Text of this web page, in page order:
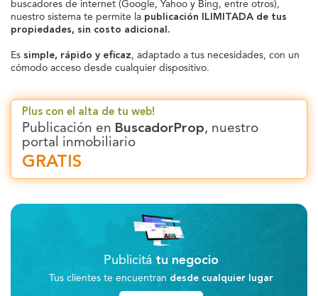
buscadores de internet (Google, Yahoo y Bing, entre otros),
nuestro sistema te permite la publicación ILIMITADA de tus
propiedades, sin costo adicional.
Es simple, rápido y eficaz, adaptado a tus necesidades, con un
cómodo acceso desde cualquier dispositivo.
Plus con el alta de tu web!
Publicación en BuscadorProp, nuestro
portal inmobiliario
GRATIS
Publicitá tu negocio
Tus clientes te encuentran desde cualquier lugar